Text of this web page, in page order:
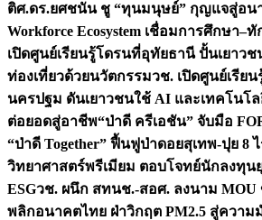
ติศ.ดร.ยศชนัน ชู “ทุนมนุษย์” กุญแจสู่อนา
Workforce Ecosystem เชื่อมการศึกษา–
เปิดศูนย์เรียนรู้โดรนที่อุทัยธานี ปั้นเยาว
ท่องเที่ยวด้วยนวัตกรรมวช. เปิดศูนย์เรีย
นครปฐม ดันเยาวชนใช้ AI และเทคโนโล
ต่อยอดสู่อาชีพ“ป่าดี ครีเอชัน” จับมือ
“ป่าดี Together” ฟื้นฟูป่าดอยสุเทพ-ปุย 8
วิทยาศาสตร์พรีเมียม ตอบโจทย์นักลงทุน
ESGวช. ผนึก สทนช.-สอศ. ลงนาม MOU
พลิกอนาคตไทย ฝ่าวิกฤต PM2.5 สู่ความ